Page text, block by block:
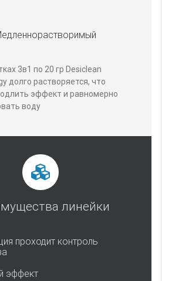
3в1 по 20 гр Desiclean
долго растворяется, что
эффект и равномерно
воду
линейки
проходит контроль
эффект